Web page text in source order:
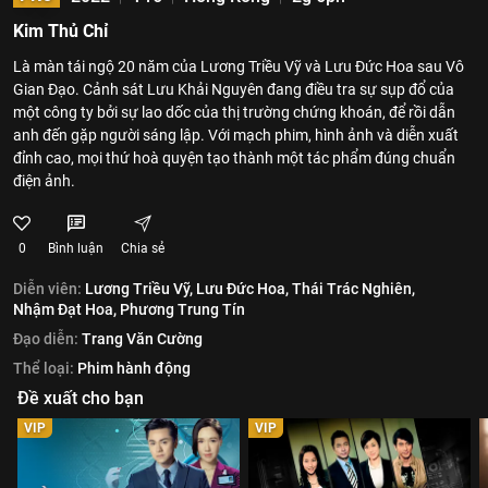
Kim Thủ Chỉ
Là màn tái ngộ 20 năm của Lương Triều Vỹ và Lưu Đức Hoa sau Vô
Gian Đạo. Cảnh sát Lưu Khải Nguyên đang điều tra sự sụp đổ của
một công ty bởi sự lao dốc của thị trường chứng khoán, để rồi dẫn
anh đến gặp người sáng lập. Với mạch phim, hình ảnh và diễn xuất
đỉnh cao, mọi thứ hoà quyện tạo thành một tác phẩm đúng chuẩn
điện ảnh.
0 Bình luận Chia sẻ
Diễn viên: Lương Triều Vỹ, Lưu Đức Hoa,Thái Trác Nghiên,
Nhậm Đạt Hoa, Phương Trung Tín
Đạo diễn: Trang Văn Cường
Thể loại: Phim hành động
Đề xuất cho bạn
VIP VIP